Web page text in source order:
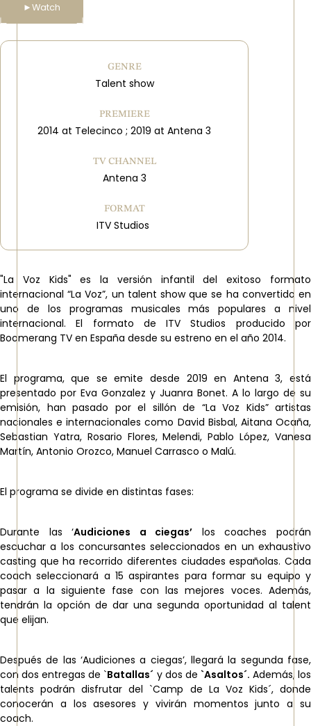
►Watch
GENRE
Talent show
PREMIERE
2014 at Telecinco ; 2019 at Antena 3
TV CHANNEL
Antena 3
FORMAT
ITV Studios
"La Voz Kids" es la versión infantil del exitoso formato
internacional “La Voz”, un talent show que se ha convertido en
uno de los programas musicales más populares a nivel
internacional. El formato de ITV Studios producido por
Boomerang TV en España desde su estreno en el año 2014.
El programa, que se emite desde 2019 en Antena 3, está
presentado por Eva Gonzalez y Juanra Bonet. A lo largo de su
emisión, han pasado por el sillón de “La Voz Kids” artistas
nacionales e internacionales como David Bisbal, Aitana Ocaña,
Sebastian Yatra, Rosario Flores, Melendi, Pablo López, Vanesa
Martín, Antonio Orozco, Manuel Carrasco o Malú.
El programa se divide en distintas fases:
Durante las ‘Audiciones a ciegas’ los coaches podrán
escuchar a los concursantes seleccionados en un exhaustivo
casting que ha recorrido diferentes ciudades españolas. Cada
coach seleccionará a 15 aspirantes para formar su equipo y
pasar a la siguiente fase con las mejores voces. Además,
tendrán la opción de dar una segunda oportunidad al talent
que elijan.
Después de las ‘Audiciones a ciegas’, llegará la segunda fase,
con dos entregas de `Batallas´ y dos de `Asaltos´. Además, los
talents podrán disfrutar del `Camp de La Voz Kids´, donde
conocerán a los asesores y vivirán momentos junto a su
coach.